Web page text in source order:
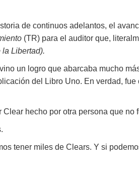
de continuos adelantos, el
(TR) para el auditor que,
Libertad).
un logro que abarcaba mucho
del Libro Uno. En verdad, fue
hecho por otra persona que no
tener miles de Clears. Y si